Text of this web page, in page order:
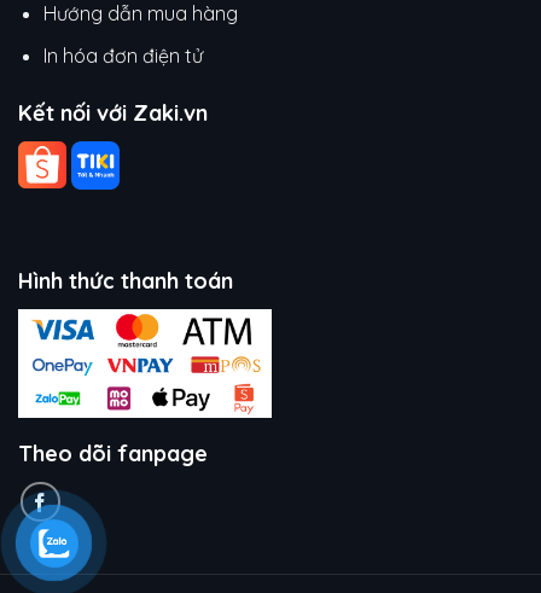
Hướng dẫn mua hàng
In hóa đơn điện tử
Kết nối với Zaki.vn
Hình thức thanh toán
Theo dõi fanpage